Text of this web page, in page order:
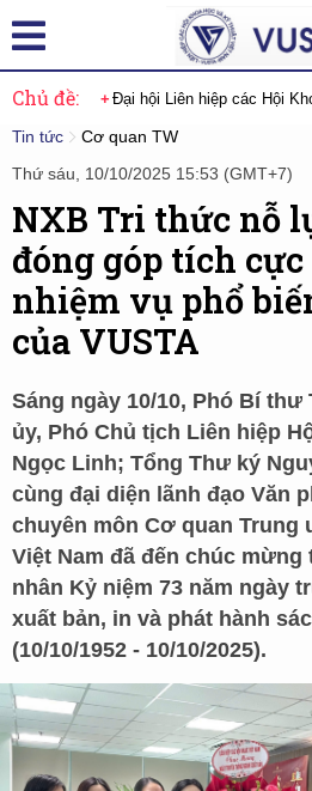
Chủ đề: Đại hội Liên hiệp các Hội
Tin tức
Cơ quan TW
Thứ sáu, 10/10/2025 15:53 (GMT+7)
NXB Tri thức nỗ
đóng góp tích
nhiệm vụ phổ
của VUSTA
Sáng ngày 10/10, Phó Bí
ủy, Phó Chủ tịch Liên hiệp
Ngọc Linh; Tổng Thư ký
cùng đại diện lãnh đạo Văn
chuyên môn Cơ quan Trung
Việt Nam đã đến chúc mừng
nhân Kỷ niệm 73 năm ngày
xuất bản, in và phát hành
(10/10/1952 - 10/10/2025).